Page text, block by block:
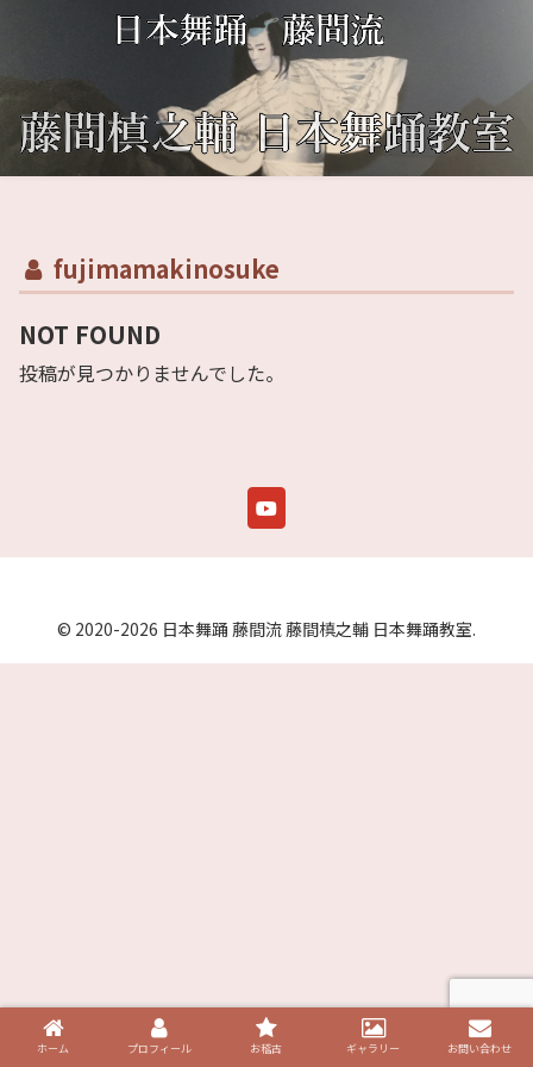
fujimamakinosuke
NOT FOUND
投稿が見つかりませんでした。
© 2020-2026 日本舞踊 藤間流 藤間槙之輔 日本舞踊教室.
ホーム プロフィール お稽古 ギャラリー お問い合わせ